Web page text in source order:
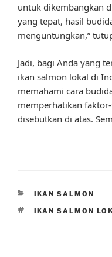
untuk dikembangkan
yang tepat, hasil
menguntungkan,”
Jadi, bagi Anda yang
ikan salmon lokal di
memahami cara
memperhatikan
disebutkan di atas.
CATEGORIES
IKAN SALMON
TAGS
IKAN SALMON